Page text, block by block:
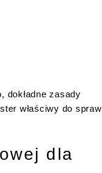
dokładne zasady
właściwy do spraw
dla